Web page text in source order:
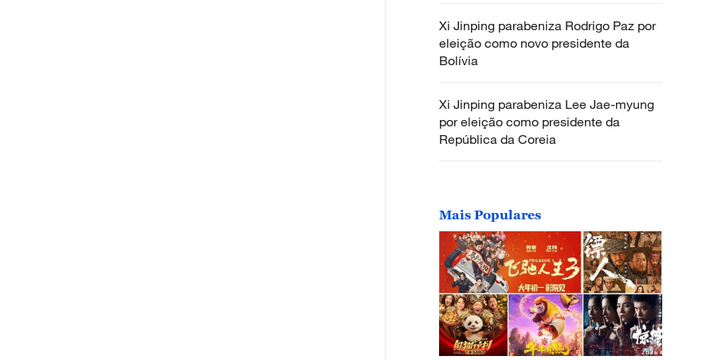
Xi Jinping parabeniza Rodrigo Paz por
eleição como novo presidente da
Bolívia
Xi Jinping parabeniza Lee Jae-myung
por eleição como presidente da
República da Coreia
Mais Populares